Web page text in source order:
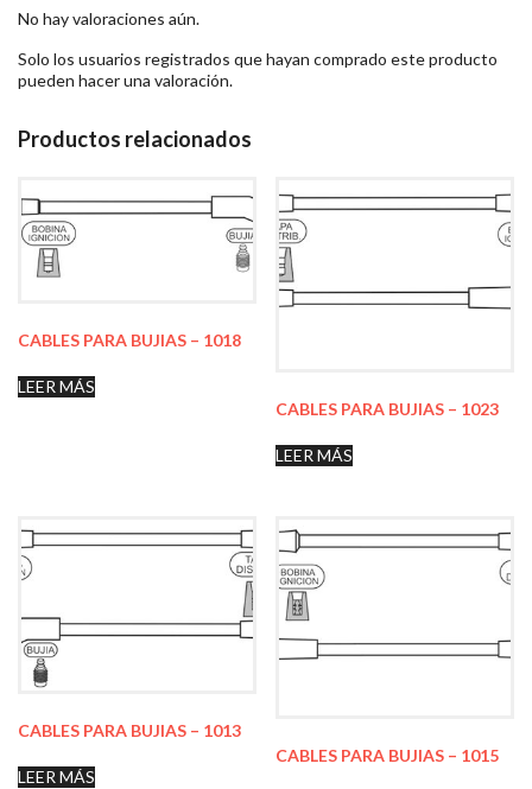
No hay valoraciones aún.
Solo los usuarios registrados que hayan comprado este producto
pueden hacer una valoración.
Productos relacionados
CABLES PARA BUJIAS – 1018
LEER MÁS
CABLES PARA BUJIAS – 1023
LEER MÁS
CABLES PARA BUJIAS – 1013
LEER MÁS
CABLES PARA BUJIAS – 1015